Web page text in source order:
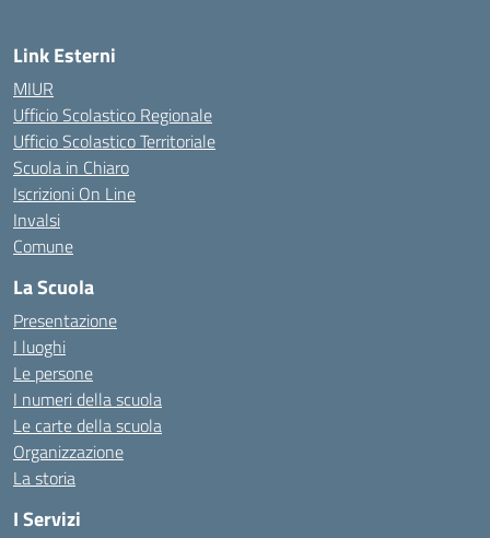
Link Esterni
MIUR
Ufficio Scolastico Regionale
Ufficio Scolastico Territoriale
Scuola in Chiaro
Iscrizioni On Line
Invalsi
Comune
La Scuola
Presentazione
I luoghi
Le persone
I numeri della scuola
Le carte della scuola
Organizzazione
La storia
I Servizi